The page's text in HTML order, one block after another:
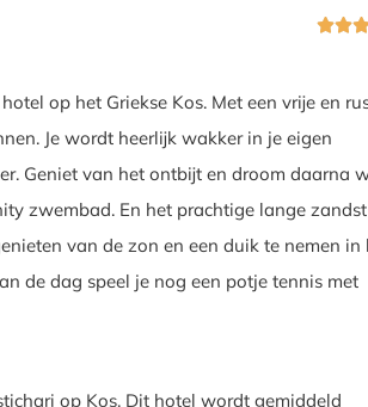

op het Griekse Kos. Met een vrije en
Je wordt heerlijk wakker in je eigen
Geniet van het ontbijt en droom daarna
zwembad. En het prachtige lange
van de zon en een duik te nemen in
de dag speel je nog een potje tennis met
op Kos. Dit hotel wordt gemiddeld